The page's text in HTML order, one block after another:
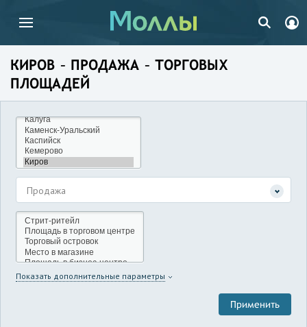
КИРОВ – ПРОДАЖА – ТОРГОВЫХ
ПЛОЩАДЕЙ
Продажа
Показать дополнительные параметры